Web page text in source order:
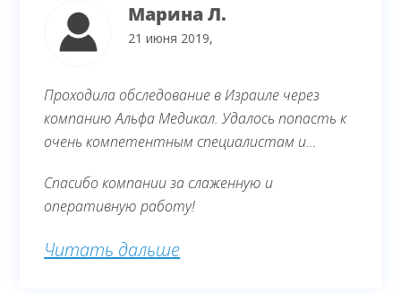
Марина Л.
21 июня 2019,
Проходила обследование в Израиле через
компанию Альфа Медикал. Удалось попасть к
очень компетентным специалистам и
обследования. Диагноз, поставленный
нашими врачами, не подтвердился.
Спасибо компании за слаженную и
оперативную работу!
Читать дальше